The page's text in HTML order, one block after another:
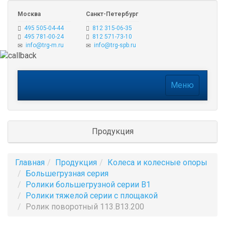
Москва
495 505-04-44
495 781-00-24
info@trg-m.ru
Санкт-Петербург
812 315-06-35
812 571-73-10
info@trg-spb.ru
Меню
Продукция
Главная Продукция
Колеса и колесные опоры
Большегрузная серия
Ролики большегрузной серии B1
Ролики тяжелой серии с площакой
Ролик поворотный 113.B13.200